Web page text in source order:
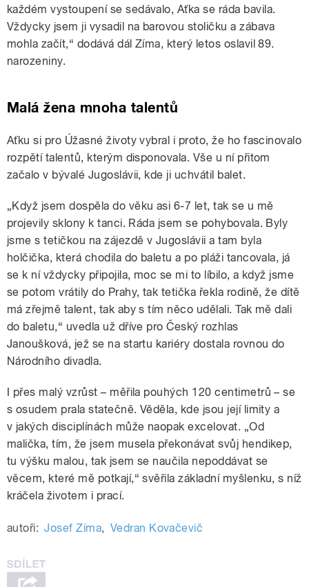
každém vystoupení se sedávalo, Aťka se ráda bavila.
Vždycky jsem ji vysadil na barovou stoličku a zábava
mohla začít,“ dodává dál Zíma, který letos oslavil 89.
narozeniny.
Malá žena mnoha talentů
Aťku si pro Úžasné životy vybral i proto, že ho fascinovalo
rozpětí talentů, kterým disponovala. Vše u ní přitom
začalo v bývalé Jugoslávii, kde ji uchvátil balet.
„Když jsem dospěla do věku asi 6-7 let, tak se u mě
projevily sklony k tanci. Ráda jsem se pohybovala. Byly
jsme s tetičkou na zájezdě v Jugoslávii a tam byla
holčička, která chodila do baletu a po pláži tancovala, já
se k ní vždycky připojila, moc se mi to líbilo, a když jsme
se potom vrátily do Prahy, tak tetička řekla rodině, že dítě
má zřejmě talent, tak aby s tím něco udělali. Tak mě dali
do baletu,“ uvedla už dříve pro Český rozhlas
Janoušková, jež se na startu kariéry dostala rovnou do
Národního divadla.
I přes malý vzrůst – měřila pouhých 120 centimetrů – se
s osudem prala statečně. Věděla, kde jsou její limity a
v jakých disciplínách může naopak excelovat. „Od
malička, tím, že jsem musela překonávat svůj hendikep,
tu výšku malou, tak jsem se naučila nepoddávat se
věcem, které mě potkají,“ svěřila základní myšlenku, s níž
kráčela životem i prací.
autoři: Josef Zíma, Vedran Kovačevič